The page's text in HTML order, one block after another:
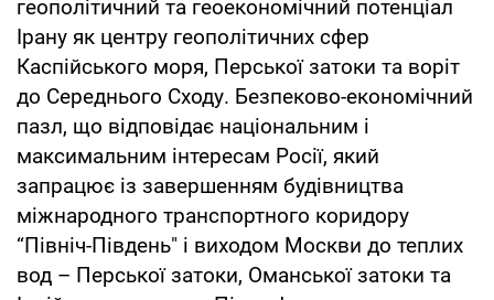
геополітичний та геоекономічний потенціал
Ірану як центру геополітичних сфер
Каспійського моря, Перської затоки та воріт
до Середнього Сходу. Безпеково-економічний
пазл, що відповідає національним і
максимальним інтересам Росії, який
запрацює із завершенням будівництва
міжнародного транспортного коридору
“Північ-Південь" і виходом Москви до теплих
вод – Перської затоки, Оманської затоки та